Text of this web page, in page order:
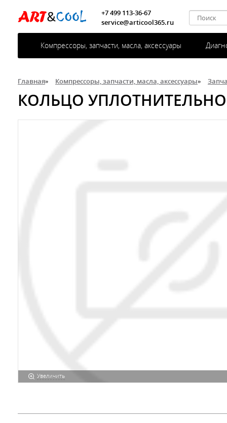
Компрессоры, запчасти, масла, аксессуары
+7 499 113-36-67
service@articool365.ru
Главная» Компрессоры, запчасти, масла, аксессуары»
КОЛЬЦО
Увеличить